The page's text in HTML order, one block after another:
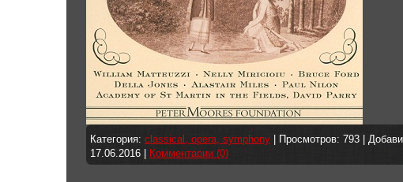
Категория: classical, opera, symphony | Просмотров: 793 |
17.06.2016
Комментарии (0)